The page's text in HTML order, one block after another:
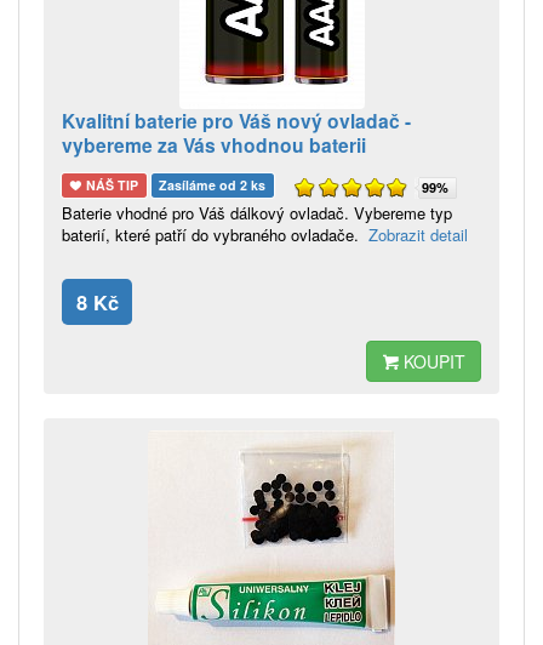
Kvalitní baterie pro Váš nový ovladač -
vybereme za Vás vhodnou baterii
NÁŠ TIP Zasíláme od 2 ks 99%
Baterie vhodné pro Váš dálkový ovladač. Vybereme typ
baterií, které patří do vybraného ovladače. Zobrazit detail
8 Kč
KOUPIT